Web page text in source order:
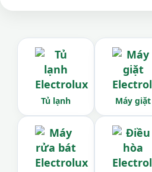
Tủ lạnh Máy giặt